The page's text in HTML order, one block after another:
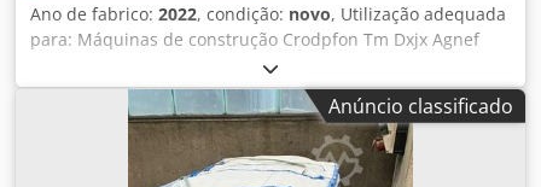
Ano de fabrico: 2022, condição: novo, Utilização adequada
para: Máquinas de construção Crodpfon Tm Dxjx Agnef
Anúncio classificado